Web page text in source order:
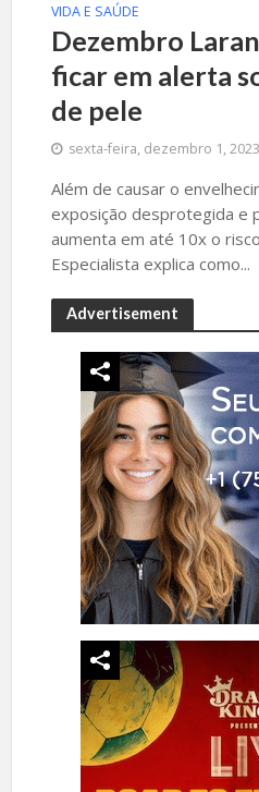
VIDA E SAÚDE
Dezembro
ficar em alerta
de pele
sexta-feira, dezembro 1, 2023
Além de causar o
exposição desprotegida e
aumenta em até 10x o
Especialista explica como...
Advertisement